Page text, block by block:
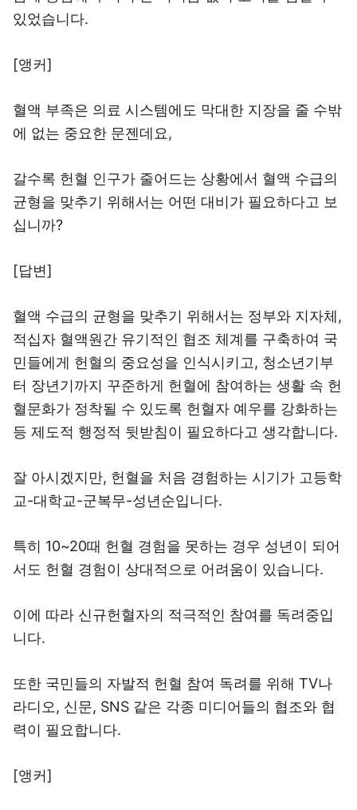
있었습니다.
[앵커]
혈액 부족은 의료 시스템에도 막대한 지장을 줄 수밖
에 없는 중요한 문젠데요,
갈수록 헌혈 인구가 줄어드는 상황에서 혈액 수급의
균형을 맞추기 위해서는 어떤 대비가 필요하다고 보
십니까?
[답변]
혈액 수급의 균형을 맞추기 위해서는 정부와 지자체,
적십자 혈액원간 유기적인 협조 체계를 구축하여 국
민들에게 헌혈의 중요성을 인식시키고, 청소년기부
터 장년기까지 꾸준하게 헌혈에 참여하는 생활 속 헌
혈문화가 정착될 수 있도록 헌혈자 예우를 강화하는
등 제도적 행정적 뒷받침이 필요하다고 생각합니다.
잘 아시겠지만, 헌혈을 처음 경험하는 시기가 고등학
교-대학교-군복무-성년순입니다.
특히 10~20때 헌혈 경험을 못하는 경우 성년이 되어
서도 헌혈 경험이 상대적으로 어려움이 있습니다.
이에 따라 신규헌혈자의 적극적인 참여를 독려중입
니다.
또한 국민들의 자발적 헌혈 참여 독려를 위해 TV나
라디오, 신문, SNS 같은 각종 미디어들의 협조와 협
력이 필요합니다.
[앵커]